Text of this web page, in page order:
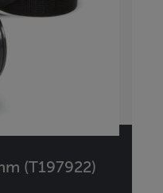
(T197922)